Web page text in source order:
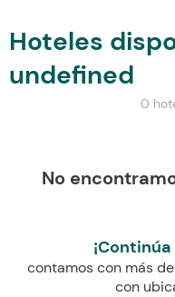
Hoteles
undefined
0
No
contamos con más de
con